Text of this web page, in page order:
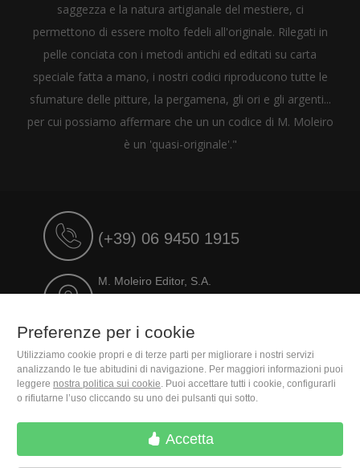
saggezza e la natura artigianale del mestiere, ci
permettono di essere molto fedeli all'originale. Rilegati in
pelle conciata con i metodi antichi ed editati su carta
speciale fatta a mano, i nostri codici riproducono tutte le
sfumature delle pitture, la pergamena, gli ori e gli argenti...
per cui possiamo affermare che un un codice di M. Moleiro
è un 'quasi-originale'."
(+39) 06 9450 1915
M. Moleiro Editor, S.A.
Travesera de Gracia, 17
Preferenze per i cookie
Utilizziamo cookie propri e di terze parti per migliorare i nostri servizi
analizzando le tue abitudini di navigazione. Per maggiori informazioni puoi
leggere nostra politica sui cookie. Puoi accettare tutti i cookie, configurarli
o rifiutarne l’uso cliccando su uno dei pulsanti qui sotto.
Accetta